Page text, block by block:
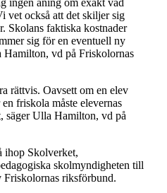
vet också att det skiljer sig
Skolans faktiska kostnader
sig för en eventuell ny
Hamilton, vd på Friskolornas
rättvis. Oavsett om en elev
friskola måste elevernas
säger Ulla Hamilton, vd på
ihop Skolverket,
skolmyndigheten till
Friskolornas riksförbund.